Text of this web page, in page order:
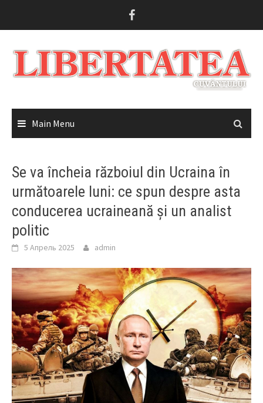
Main Menu
Se va încheia războiul din Ucraina în
următoarele luni: ce spun despre asta
conducerea ucraineană și un analist
politic
5 Апрель 2025 admin